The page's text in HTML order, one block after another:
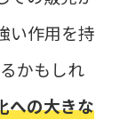
い作用を持
かもしれ
への大きな